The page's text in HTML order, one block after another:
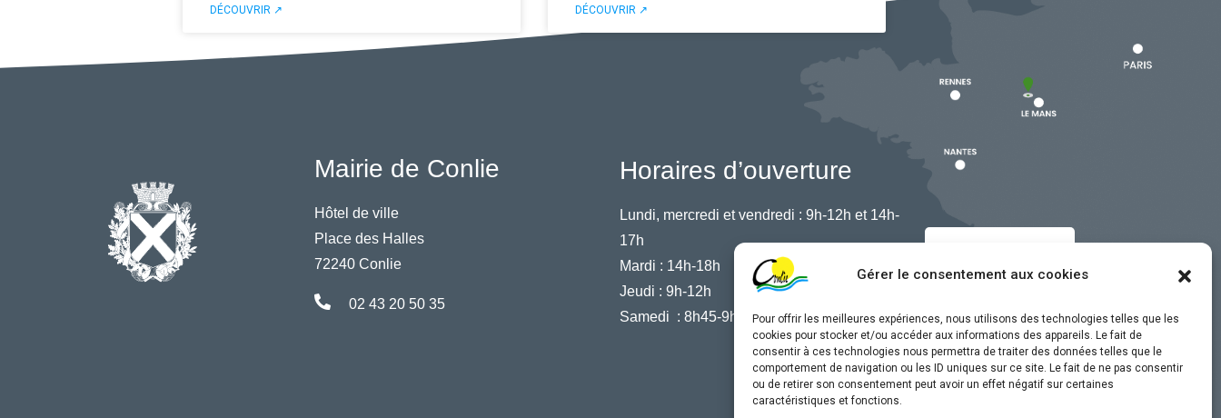
Gérer le consentement aux cookies
Pour offrir les meilleures expériences, nous utilisons des technologies telles que les
cookies pour stocker et/ou accéder aux informations des appareils. Le fait de
consentir à ces technologies nous permettra de traiter des données telles que le
comportement de navigation ou les ID uniques sur ce site. Le fait de ne pas consentir
ou de retirer son consentement peut avoir un effet négatif sur certaines
caractéristiques et fonctions.
DÉCOUVRIR ↗ DÉCOUVRIR ↗
Mairie de Conlie
Hôtel de ville
Place des Halles
72240 Conlie
02 43 20 50 35
Horaires d’ouverture
Lundi, mercredi et vendredi : 9h-12h et 14h-
17h
Mardi : 14h-18h
Jeudi : 9h-12h
Samedi : 8h45-9h45